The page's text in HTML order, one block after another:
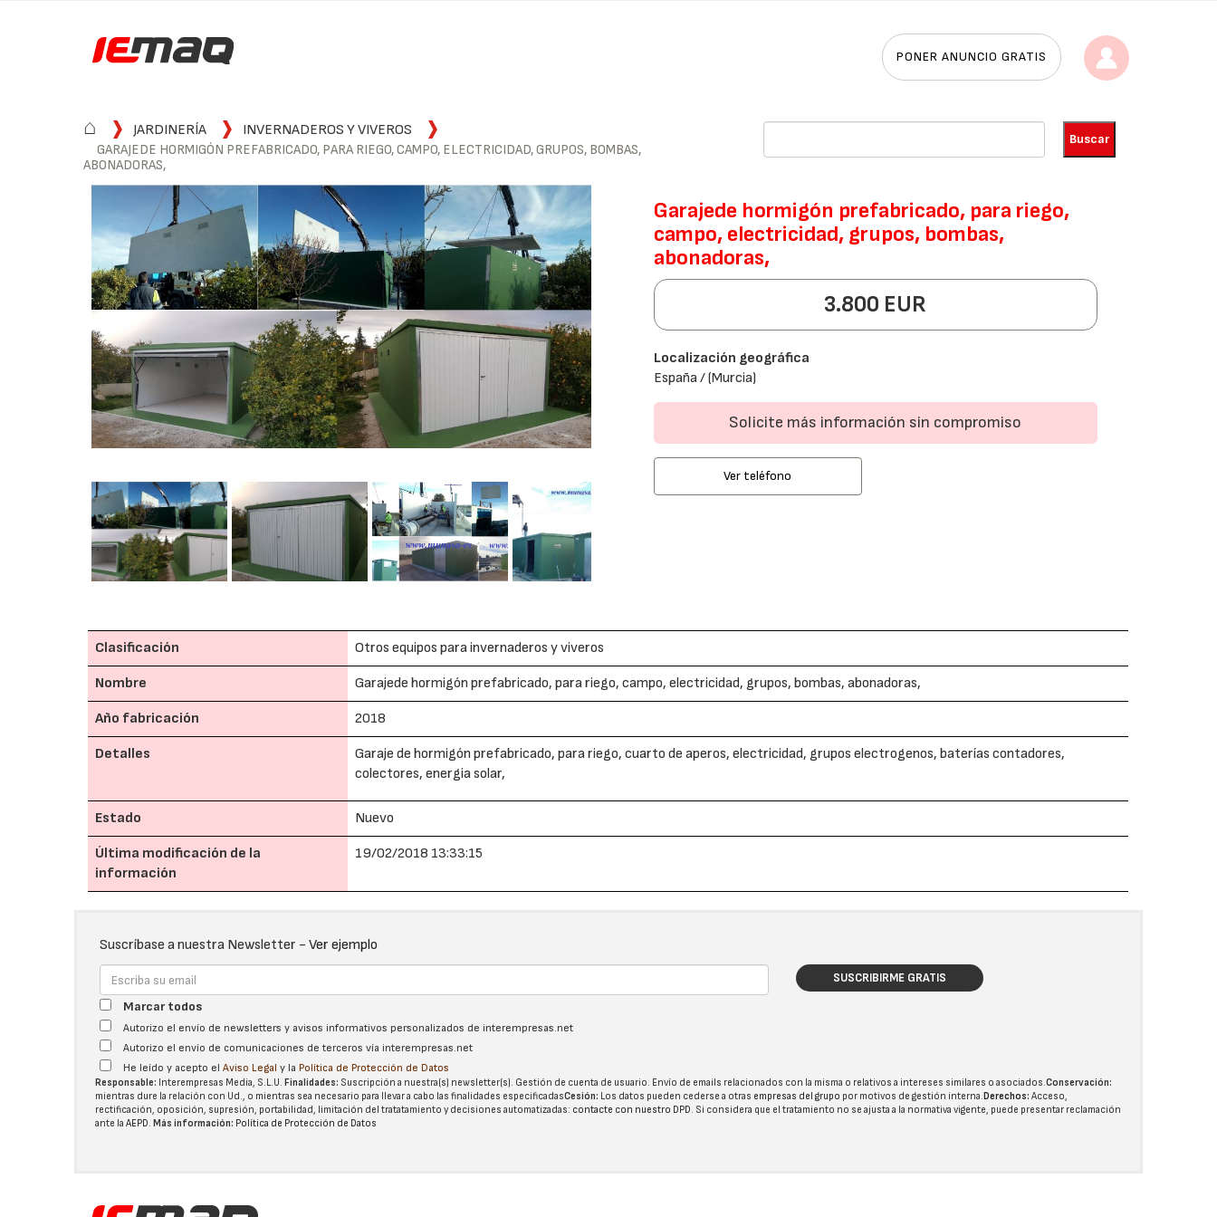
PONER ANUNCIO GRATIS
⌂ JARDINERÍA
INVERNADEROS Y VIVEROS
GARAJEDE HORMIGÓN PREFABRICADO, PARA RIEGO, CAMPO, ELECTRICIDAD, GRUPOS, BOMBAS,
ABONADORAS,
Garajede hormigón prefabricado, para riego,
campo, electricidad, grupos, bombas,
abonadoras,
3.800 EUR
Localización geográfica
España / (Murcia)
Solicite más información sin compromiso
Ver teléfono
Clasificación Otros equipos para invernaderos y viveros
Nombre Garajede hormigón prefabricado, para riego, campo, electricidad, grupos, bombas, abonadoras,
Año fabricación 2018
Detalles
Garaje de hormigón prefabricado, para riego, cuarto de aperos, electricidad, grupos electrogenos, baterías contadores,
colectores, energia solar,
Estado Nuevo
Última modificación de la
información
19/02/2018 13:33:15
Suscríbase a nuestra Newsletter -Ver ejemplo
SUSCRIBIRME GRATIS
Marcar todos
Autorizo el envío de newsletters y avisos informativos personalizados de interempresas.net
Autorizo el envío de comunicaciones de terceros vía interempresas.net
He leído y acepto elAviso Legal y la Política de Protección de Datos
Responsable: Interempresas Media, S.L.U. Finalidades: Suscripción a nuestra(s) newsletter(s). Gestión de cuenta de usuario. Envío de emails relacionados con la misma o relativos a intereses similares o asociados.Conservación:
mientras dure la relación con Ud., o mientras sea necesario para llevar a cabo las finalidades especificadasCesión: Los datos pueden cederse a otras empresas del grupo por motivos de gestión interna. Derechos: Acceso,
rectificación, oposición, supresión, portabilidad, limitación del tratatamiento y decisiones automatizadas: contacte con nuestro DPD. Si considera que el tratamiento no se ajusta a la normativa vigente, puede presentar reclamación
ante laAEPD. Más información: Política de Protección de Datos